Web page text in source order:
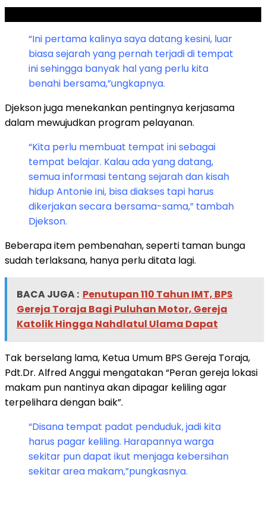
“Ini pertama kalinya saya datang kesini, luar
biasa sejarah yang pernah terjadi di tempat
ini sehingga banyak hal yang perlu kita
benahi bersama,”ungkapnya.
Djekson juga menekankan pentingnya kerjasama
dalam mewujudkan program pelayanan.
“Kita perlu membuat tempat ini sebagai
tempat belajar. Kalau ada yang datang,
semua informasi tentang sejarah dan kisah
hidup Antonie ini, bisa diakses tapi harus
dikerjakan secara bersama-sama,” tambah
Djekson.
Beberapa item pembenahan, seperti taman bunga
sudah terlaksana, hanya perlu ditata lagi.
BACA JUGA : Penutupan 110 Tahun IMT, BPS
Gereja Toraja Bagi Puluhan Motor, Gereja
Katolik Hingga Nahdlatul Ulama Dapat
Tak berselang lama, Ketua Umum BPS Gereja Toraja,
Pdt.Dr. Alfred Anggui mengatakan “Peran gereja lokasi
makam pun nantinya akan dipagar keliling agar
terpelihara dengan baik”.
“Disana tempat padat penduduk, jadi kita
harus pagar keliling. Harapannya warga
sekitar pun dapat ikut menjaga kebersihan
sekitar area makam,”pungkasnya.